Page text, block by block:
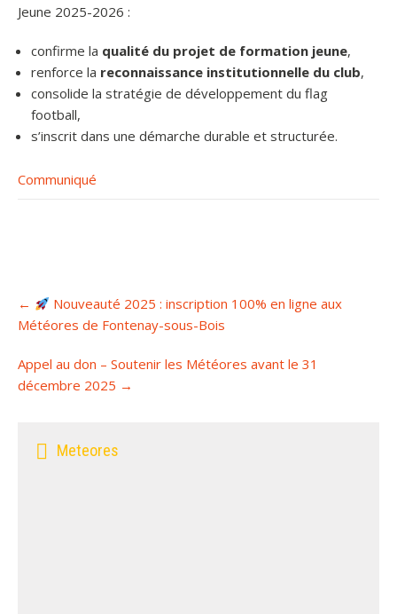
Jeune 2025-2026 :
confirme la qualité du projet de formation jeune,
renforce la reconnaissance institutionnelle du club,
consolide la stratégie de développement du flag
football,
s’inscrit dans une démarche durable et structurée.
Communiqué
Post
navigation
←
Nouveauté 2025 : inscription 100% en ligne aux
Météores de Fontenay-sous-Bois
Appel au don – Soutenir les Météores avant le 31
décembre 2025 →
Meteores